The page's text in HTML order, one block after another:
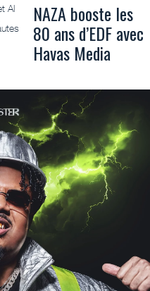
AI
NAZA booste les
80 ans d’EDF avec
Havas Media